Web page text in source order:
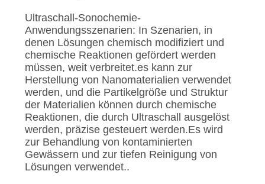
Ultraschall-Sonochemie-
Anwendungsszenarien: In Szenarien, in
denen Lösungen chemisch modifiziert und
chemische Reaktionen gefördert werden
müssen, weit verbreitet.es kann zur
Herstellung von Nanomaterialien verwendet
werden, und die Partikelgröße und Struktur
der Materialien können durch chemische
Reaktionen, die durch Ultraschall ausgelöst
werden, präzise gesteuert werden.Es wird
zur Behandlung von kontaminierten
Gewässern und zur tiefen Reinigung von
Lösungen verwendet..